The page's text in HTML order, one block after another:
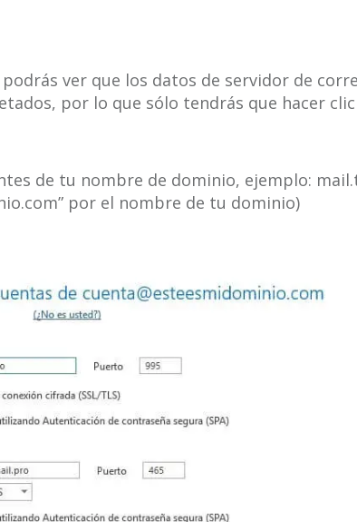
podrás ver que los datos de servidor de
por lo que sólo tendrás que hacer
de tu nombre de dominio, ejemplo:
por el nombre de tu dominio)